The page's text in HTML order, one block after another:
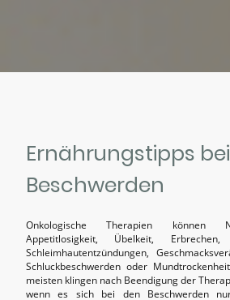
Ernährungstipps bei
Beschwerden
Onkologische Therapien können
Appetitlosigkeit, Übelkeit, Erbrechen,
Schleimhautentzündungen,
Schluckbeschwerden oder
meisten klingen nach Beendigung der
wenn es sich bei den Beschwerden